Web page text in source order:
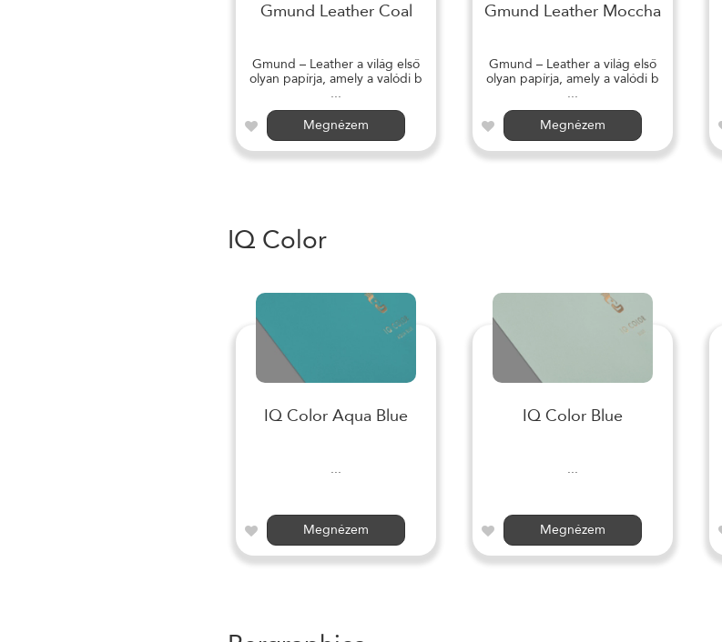
Gmund Leather Coal
Gmund – Leather a világ első
olyan papírja, amely a valódi b
...
Megnézem
Gmund Leather Moccha
Gmund – Leather a világ első
olyan papírja, amely a valódi b
...
Megnézem
IQ Color
IQ Color Aqua Blue
...
Megnézem
IQ Color Blue
...
Megnézem